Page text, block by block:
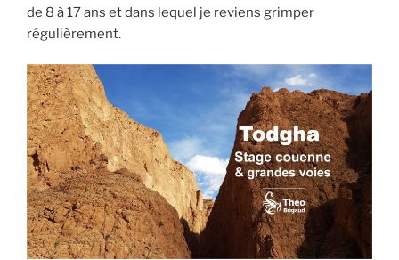
de 8 à 17 ans et dans lequel je reviens grimper
régulièrement.